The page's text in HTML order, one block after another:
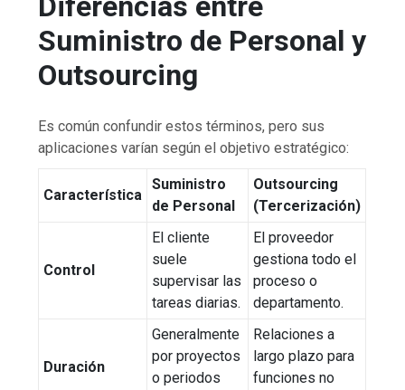
Suministro de Personal y
Outsourcing
Es común confundir estos términos, pero sus
aplicaciones varían según el objetivo estratégico:
Característica
Suministro
de Personal
Outsourcing
(Tercerización)
Control
El cliente
suele
supervisar las
tareas diarias.
El proveedor
gestiona todo el
proceso o
departamento.
Duración
Generalmente
por proyectos
o periodos
Relaciones a
largo plazo para
funciones no